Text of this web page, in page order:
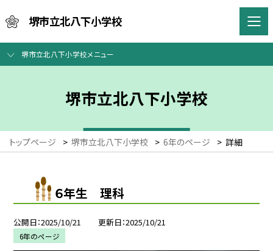
堺市立北八下小学校
堺市立北八下小学校メニュー
堺市立北八下小学校
トップページ > 堺市立北八下小学校 > 6年のページ > 詳細
６年生 理科
公開日 2025/10/21 更新日 2025/10/21
6年のページ